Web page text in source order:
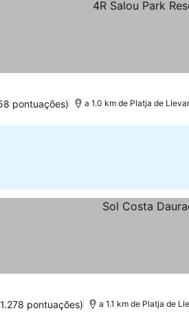
pontuações) a 1.0 km de Platja de
pontuações) a 1.1 km de Platja de